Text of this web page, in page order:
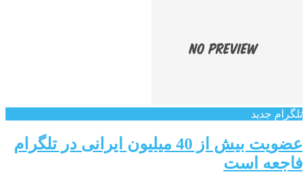
تلگرام جدید
عضویت بیش از 40 میلیون ایرانی در تلگرام
فاجعه است